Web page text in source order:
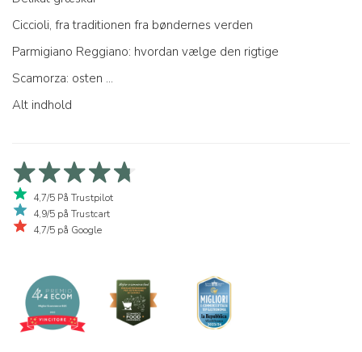
Ciccioli, fra traditionen fra bøndernes verden
Parmigiano Reggiano: hvordan vælge den rigtige
Scamorza: osten ...
Alt indhold
4,7/5 På Trustpilot
4,9/5 på Trustcart
4,7/5 på Google